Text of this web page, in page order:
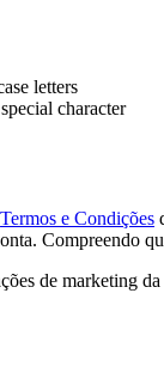
letters
character
Termos e Condições
Compreendo
de marketing